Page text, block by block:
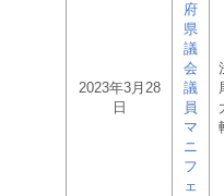
2023年3月28
日
府
県
議
会
議
員
マ
ニ
フ
ェ